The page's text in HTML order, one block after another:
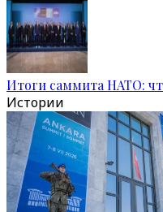
Итоги саммита НАТО:
Истории